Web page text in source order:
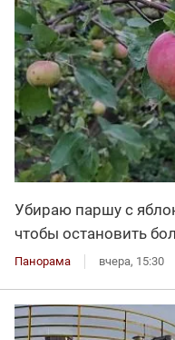
Убираю паршу с
чтобы остановить
Панорама вчера, 15:30